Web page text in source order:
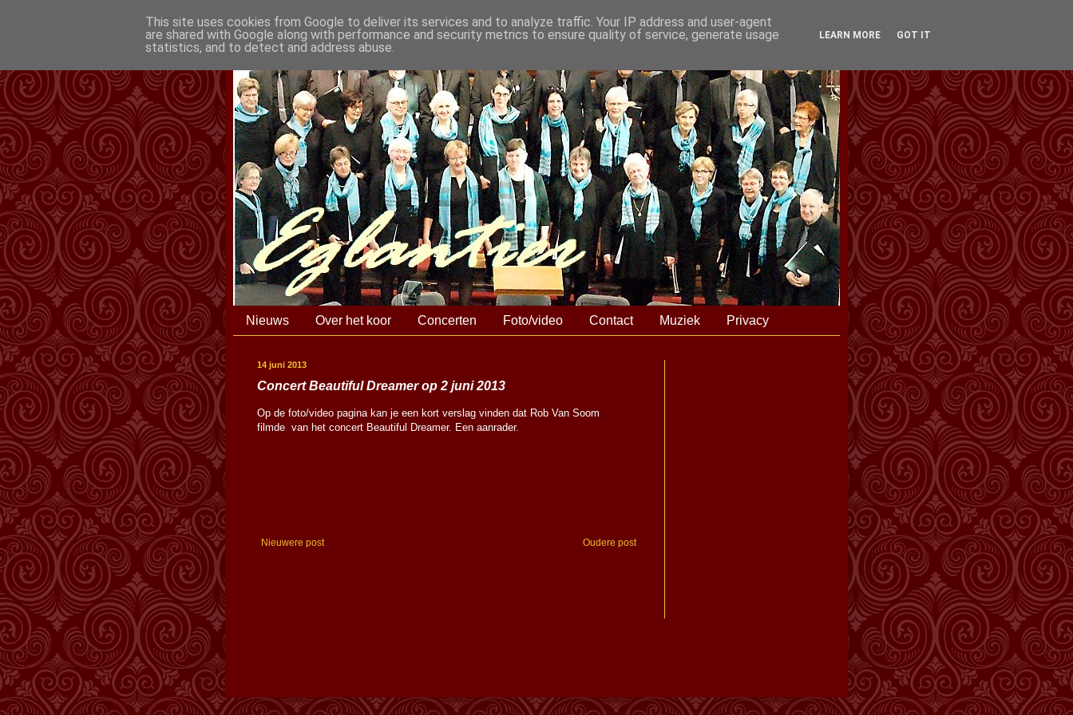
Nieuws Over het koor Concerten Foto/video Contact Muziek Privacy
14 juni 2013
Concert Beautiful Dreamer op 2 juni 2013
Op de foto/video pagina kan je een kort verslag vinden dat Rob Van Soom
filmde van het concert Beautiful Dreamer. Een aanrader.
Nieuwere post Oudere post
This site uses cookies from Google to deliver its services and to analyze traffic. Your IP address and user-agent
are shared with Google along with performance and security metrics to ensure quality of service, generate usage
statistics, and to detect and address abuse.
LEARN MORE GOT IT